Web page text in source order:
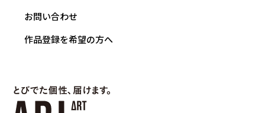
お問い合わせ
作品登録を希望の方へ